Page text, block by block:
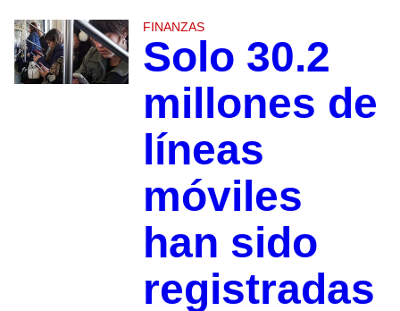
FINANZAS
Solo 30.2
millones de
líneas
móviles
han sido
registradas